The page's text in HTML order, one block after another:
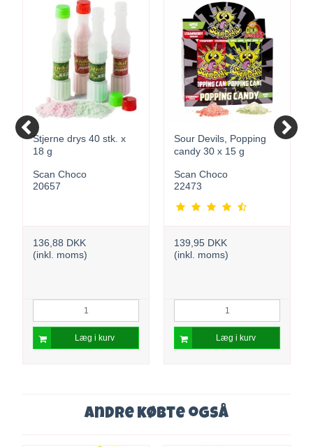
Stjerne drys 40 stk. x
18 g
Scan Choco
20657
136,88 DKK
(inkl. moms)
Læg i kurv
Sour Devils, Popping
candy 30 x 15 g
Scan Choco
22473
139,95 DKK
(inkl. moms)
Læg i kurv
Andre købte også